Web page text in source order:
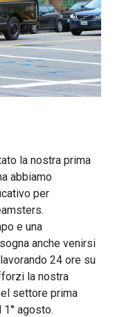
la nostra prima
abbiamo
per
e una
anche venirsi
24 ore su
la nostra
settore prima
agosto.